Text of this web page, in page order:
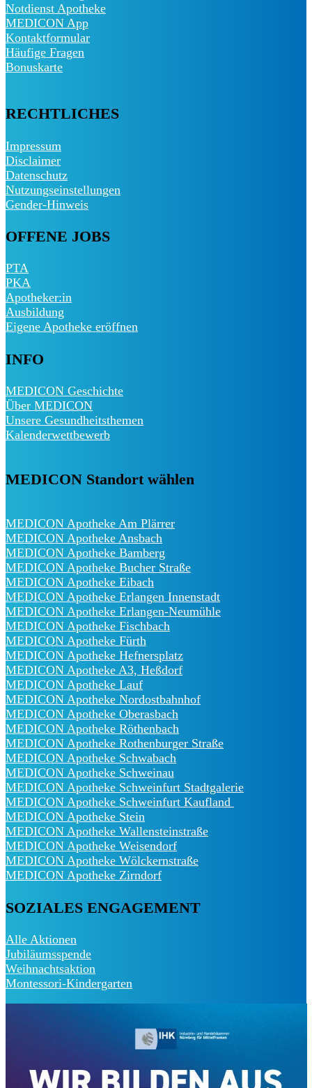
Notdienst Apotheke
MEDICON App
Kontaktformular
Häufige Fragen
Bonuskarte
RECHTLICHES
Impressum
Disclaimer
Datenschutz
Nutzungseinstellungen
Gender-Hinweis
OFFENE JOBS
PTA
PKA
Apotheker:in
Ausbildung
Eigene Apotheke eröffnen
INFO
MEDICON Geschichte
Über MEDICON
Unsere Gesundheitsthemen
Kalenderwettbewerb
MEDICON Standort wählen
MEDICON Apotheke Am Plärrer
MEDICON Apotheke Ansbach
MEDICON Apotheke Bamberg
MEDICON Apotheke Bucher Straße
MEDICON Apotheke Eibach
MEDICON Apotheke Erlangen Innenstadt
MEDICON Apotheke Erlangen-Neumühle
MEDICON Apotheke Fischbach
MEDICON Apotheke Fürth
MEDICON Apotheke Hefnersplatz
MEDICON Apotheke A3, Heßdorf
MEDICON Apotheke Lauf
MEDICON Apotheke Nordostbahnhof
MEDICON Apotheke Oberasbach
MEDICON Apotheke Röthenbach
MEDICON Apotheke Rothenburger Straße
MEDICON Apotheke Schwabach
MEDICON Apotheke Schweinau
MEDICON Apotheke Schweinfurt Stadtgalerie
MEDICON Apotheke Schweinfurt Kaufland
MEDICON Apotheke Stein
MEDICON Apotheke Wallensteinstraße
MEDICON Apotheke Weisendorf
MEDICON Apotheke Wölckernstraße
MEDICON Apotheke Zirndorf
SOZIALES ENGAGEMENT
Alle Aktionen
Jubiläumsspende
Weihnachtsaktion
Montessori-Kindergarten